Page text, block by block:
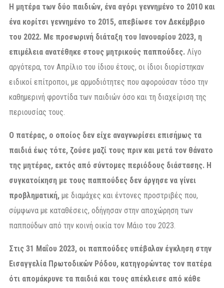
Η μητέρα των δύο παιδιών, ένα αγόρι γεννημένο το 2010 και
ένα κορίτσι γεννημένο το 2015, απεβίωσε τον Δεκέμβριο
του 2022. Με προσωρινή διάταξη του Ιανουαρίου 2023, η
επιμέλεια ανατέθηκε στους μητρικούς παππούδες. Λίγο
αργότερα, τον Απρίλιο του ίδιου έτους, οι ίδιοι διορίστηκαν
ειδικοί επίτροποι, με αρμοδιότητες που αφορούσαν τόσο την
καθημερινή φροντίδα των παιδιών όσο και τη διαχείριση της
περιουσίας τους.
Ο πατέρας, ο οποίος δεν είχε αναγνωρίσει επισήμως τα
παιδιά έως τότε, ζούσε μαζί τους πριν και μετά τον θάνατο
της μητέρας, εκτός από σύντομες περιόδους διάστασης. Η
συγκατοίκηση με τους παππούδες δεν άργησε να γίνει
προβληματική, με διαμάχες και έντονες προστριβές που,
σύμφωνα με καταθέσεις, οδήγησαν στην αποχώρηση των
παππούδων από την κοινή οικία τον Μάιο του 2023.
Στις 31 Μαΐου 2023, οι παππούδες υπέβαλαν έγκληση στην
Εισαγγελία Πρωτοδικών Ρόδου, κατηγορώντας τον πατέρα
ότι απομάκρυνε τα παιδιά και τους απέκλεισε από κάθε